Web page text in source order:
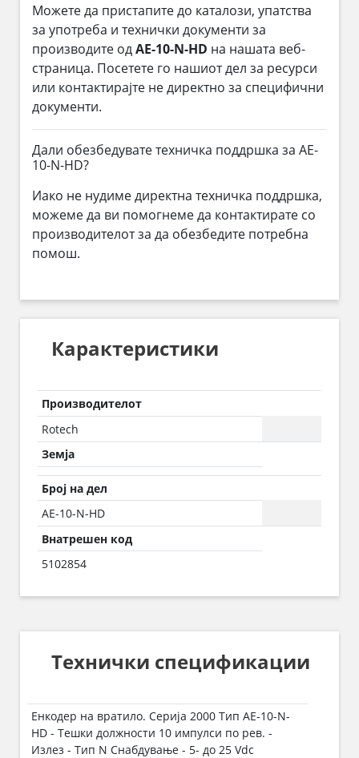
Можете да пристапите до каталози, упатства
за употреба и технички документи за
производите одAE-10-N-HD на нашата веб-
страница. Посетете го нашиот дел за ресурси
или контактирајте не директно за специфични
документи.
Дали обезбедувате техничка поддршка за AE-
10-N-HD?
Иако не нудиме директна техничка поддршка,
можеме да ви помогнеме да контактирате со
производителот за да обезбедите потребна
помош.
Карактеристики
Производителот
Rotech
Земја
Број на дел
AE-10-N-HD
Внатрешен код
5102854
Технички спецификации
Енкодер на вратило. Серија 2000 Тип AE-10-N-
HD - Тешки должности 10 импулси по рев. -
Излез - Тип N Снабдување - 5- до 25 Vdc